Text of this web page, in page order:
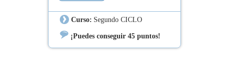
Curso: Segundo CICLO
¡Puedes conseguir 45 puntos!